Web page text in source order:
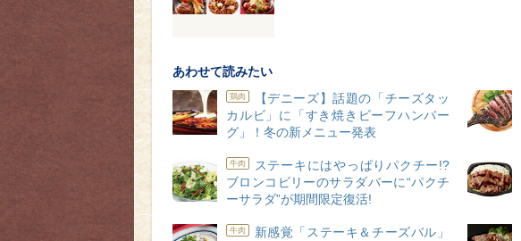
あわせて読みたい
鶏肉
【デニーズ】話題の「チーズタッ
カルビ」に「すき焼きビーフハンバー
グ」！冬の新メニュー発表
牛肉
ステーキにはやっぱりパクチー!?
ブロンコビリーのサラダバーに“パクチ
ーサラダ”が期間限定復活!
牛肉
新感覚「ステーキ＆チーズバル」